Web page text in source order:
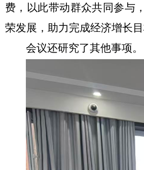
费，以此带动群众共同参与
荣发展，助力完成经济增长目
会议还研究了其他事项。